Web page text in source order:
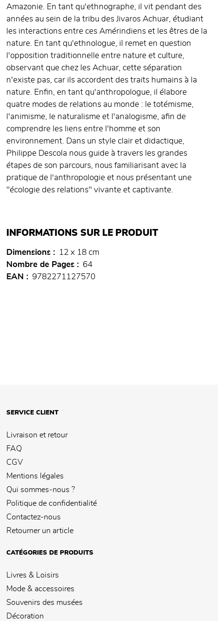
Amazonie. En tant qu'ethnographe, il vit pendant des
années au sein de la tribu des Jivaros Achuar, étudiant
les interactions entre ces Amérindiens et les êtres de la
nature. En tant qu'ethnologue, il remet en question
l'opposition traditionnelle entre nature et culture,
observant que chez les Achuar, cette séparation
n'existe pas, car ils accordent des traits humains à la
nature. Enfin, en tant qu'anthropologue, il élabore
quatre modes de relations au monde : le totémisme,
l'animisme, le naturalisme et l'analogisme, afin de
comprendre les liens entre l'homme et son
environnement. Dans un style clair et didactique,
Philippe Descola nous guide à travers les grandes
étapes de son parcours, nous familiarisant avec la
pratique de l'anthropologie et nous présentant une
"écologie des relations" vivante et captivante.
INFORMATIONS SUR LE PRODUIT
Dimensions
12 x 18 cm
Nombre de Pages
64
EAN
9782271127570
SERVICE CLIENT
Livraison et retour
FAQ
CGV
Mentions légales
Qui sommes-nous ?
Politique de confidentialité
Contactez-nous
Retourner un article
CATÉGORIES DE PRODUITS
Livres & Loisirs
Mode & accessoires
Souvenirs des musées
Décoration